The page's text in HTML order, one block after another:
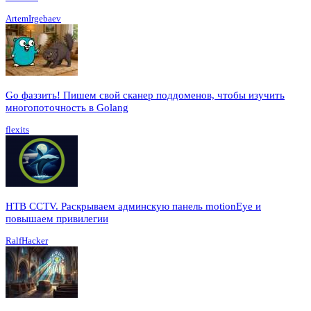
ArtemIrgebaev
Go фаззить! Пишем свой сканер поддоменов, чтобы изучить
многопоточность в Golang
flexits
HTB CCTV. Раскрываем админскую панель motionEye и
повышаем привилегии
RalfHacker